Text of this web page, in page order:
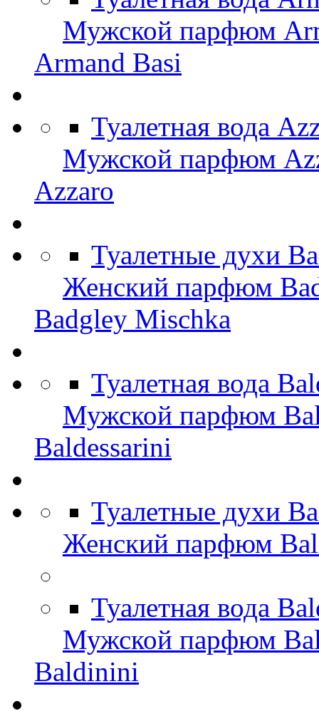
Мужской парфюм
Armand Basi
Туалетная вода
Мужской парфюм
Azzaro
Туалетные духи
Женский парфюм
Badgley Mischka
Туалетная вода
Мужской парфюм
Baldessarini
Туалетные духи
Женский парфюм
Туалетная вода
Мужской парфюм
Baldinini